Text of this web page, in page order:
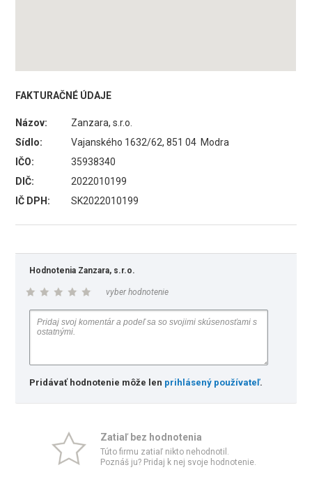
FAKTURAČNÉ ÚDAJE
Názov:
Zanzara, s.r.o.
Sídlo:
Vajanského 1632/62, 851 04 Modra
IČO:
35938340
DIČ:
2022010199
IČ DPH:
SK2022010199
Hodnotenia Zanzara, s.r.o.
vyber hodnotenie
Pridávať hodnotenie môže len prihlásený používateľ.
Zatiaľ bez hodnotenia
Túto firmu zatiaľ nikto nehodnotil.
Poznáš ju? Pridaj k nej svoje hodnotenie.